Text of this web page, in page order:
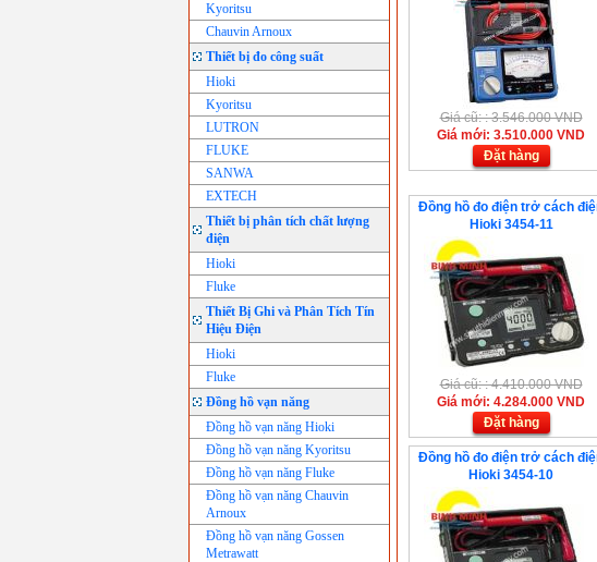
Kyoritsu
Chauvin Arnoux
Thiết bị đo công suất
Hioki
Kyoritsu
LUTRON
FLUKE
SANWA
EXTECH
Thiết bị phân tích chất lượng
điện
Hioki
Fluke
Thiết Bị Ghi và Phân Tích Tín
Hiệu Điện
Hioki
Fluke
Đồng hồ vạn năng
Đồng hồ vạn năng Hioki
Đồng hồ vạn năng Kyoritsu
Đồng hồ vạn năng Fluke
Đồng hồ vạn năng Chauvin
Arnoux
Đồng hồ vạn năng Gossen
Metrawatt
Giá cũ: : 3.546.000 VND
Giá mới: 3.510.000 VND
Đặt hàng
Đồng hồ đo điện trở cách
Hioki 3454-11
Giá cũ: : 4.410.000 VND
Giá mới: 4.284.000 VND
Đặt hàng
Đồng hồ đo điện trở cách
Hioki 3454-10